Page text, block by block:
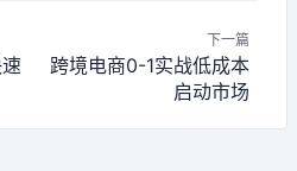
下一篇
跨境电商0-1实战低成本
启动市场